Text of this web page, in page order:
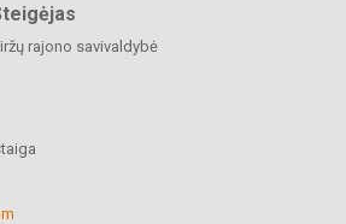
rajono savivaldybė